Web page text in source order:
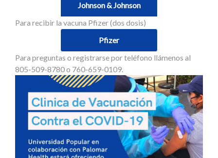
Johnson & Johnson
Para recibir la vacuna Pfizer (dos dosis)
Pfizer
Para preguntas o registrarse por teléfono llámenos al
805-509-8780 o 760-659-0109.